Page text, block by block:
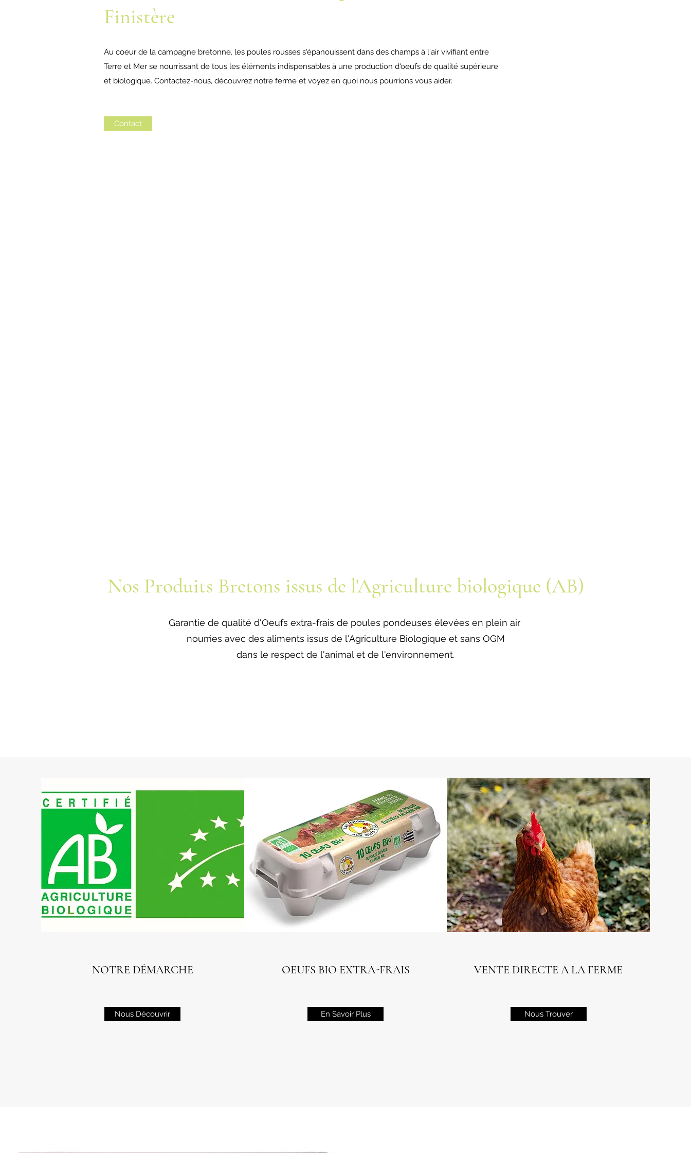
Finistère
Au coeur de la campagne bretonne, les poules rousses s'épanouissent dans des champs à l'air vivifiant entre
Terre et Mer se nourrissant de tous les éléments indispensables à une production d'oeufs de qualité supérieure
et biologique. Contactez-nous, découvrez notre ferme et voyez en quoi nous pourrions vous aider.
Contact
Nos Produits Bretons issus de l'Agriculture biologique (AB)
Garantie de qualité d'Oeufs extra-frais de poules pondeuses élevées en plein air
nourries avec des aliments issus de l'Agriculture Biologique et sans OGM
dans le respect de l'animal et de l'environnement.
NOTRE DÉMARCHE
Nous Découvrir
OEUFS BIO EXTRA-FRAIS
En Savoir Plus
VENTE DIRECTE A LA FERME
Nous Trou​ver